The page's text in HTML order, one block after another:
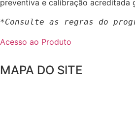
preventiva e calibração
*Consulte as regras do
Acesso ao Produto
MAPA DO SITE